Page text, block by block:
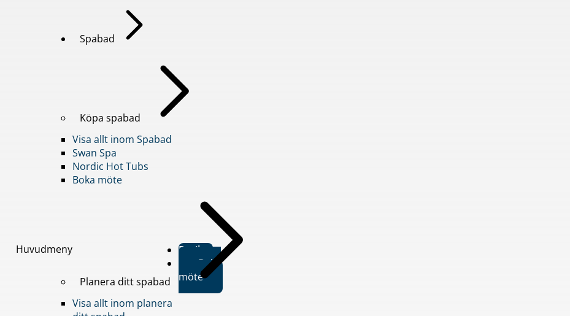
Huvudmeny
Spabad
Köpa spabad
Visa allt inom Spabad
Swan Spa
Nordic Hot Tubs
Boka möte
Planera ditt spabad
Visa allt inom planera
Butiker
Boka
möte